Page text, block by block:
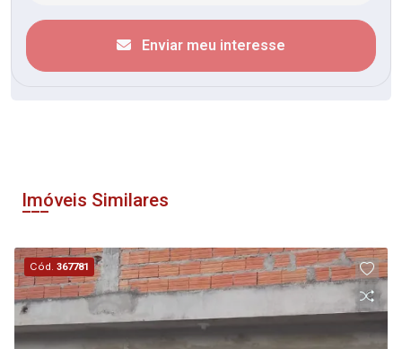
Enviar meu interesse
Imóveis Similares
Cód.367781